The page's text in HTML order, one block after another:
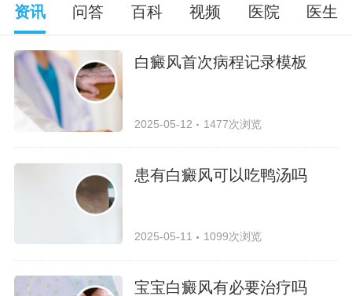
资讯 问答 百科 视频 医院 医生
白癜风首次病程记录模板
2025-05-12 1477次浏览
患有白癜风可以吃鸭汤吗
2025-05-11 1099次浏览
宝宝白癜风有必要治疗吗